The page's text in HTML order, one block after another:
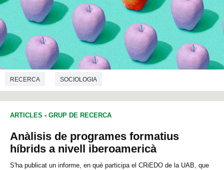
RECERCA SOCIOLOGIA
ARTICLES - GRUP DE RECERCA
Anàlisis de programes formatius
híbrids a nivell iberoamericà
S'ha publicat un informe, en què participa el CRiEDO de la UAB, que